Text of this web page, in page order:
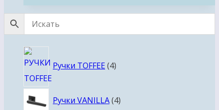
Ручки TOFFEE 4товара
Ручки VANILLA 44